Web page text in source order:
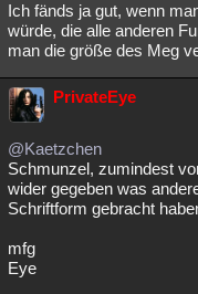
Ich fänds ja gut, wenn
würde, die alle anderen
man die größe des Meg
PrivateEye
@Kaetzchen
Schmunzel, zumindest
wider gegeben was
Schriftform gebracht
mfg
Eye